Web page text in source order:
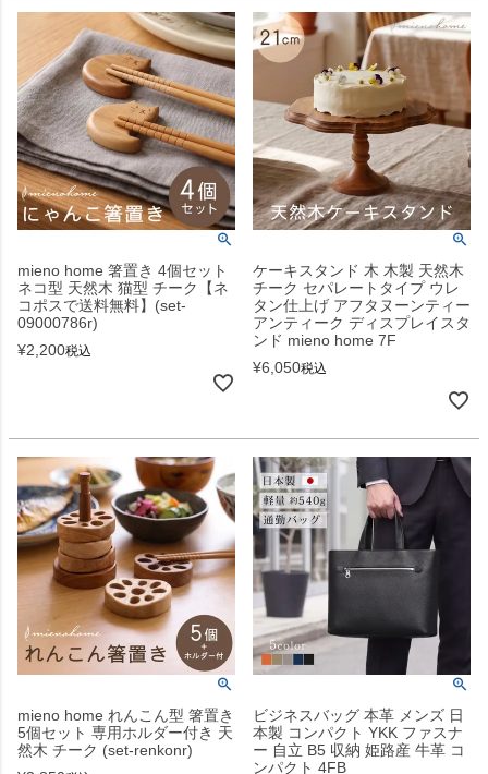
mieno home 箸置き 4個セット
ネコ型 天然木 猫型 チーク【ネ
コポスで送料無料】(set-
09000786r)
¥2,200税込
ケーキスタンド 木 木製 天然木
チーク セパレートタイプ ウレ
タン仕上げ アフタヌーンティー
アンティーク ディスプレイスタ
ンド mieno home 7F
¥6,050税込
mieno home れんこん型 箸置き
5個セット 専用ホルダー付き 天
然木 チーク (set-renkonr)
ビジネスバッグ 本革 メンズ 日
本製 コンパクト YKK ファスナ
ー 自立 B5 収納 姫路産 牛革 コ
ンパクト 4FB